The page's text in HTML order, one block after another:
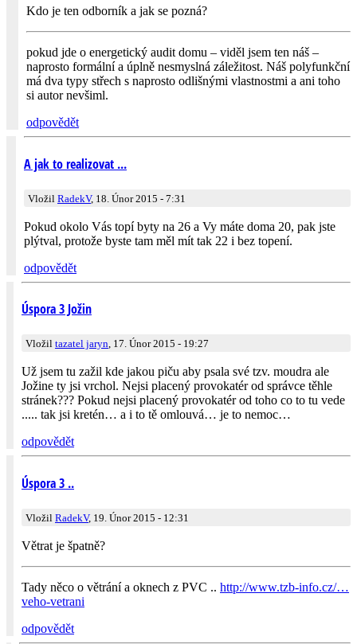
Kdo je ten odborník a jak se pozná?
pokud jde o energetický audit domu – viděl jsem ten náš –
naprosto formální a úplně nesmyslná záležitost. Náš polyfunkční
má dva typy střech s naprosto odlišnými vlastnostmi a ani toho
si autor nevšiml.
odpovědět
A jak to realizovat ...
Vložil RadekV, 18. Únor 2015 - 7:31
Pokud okolo Vás topí byty na 26 a Vy máte doma 20, pak jste
plýtval, protože byste tam měl mít tak 22 i bez topení.
odpovědět
Úspora 3 Jožin
Vložil tazatel jaryn, 17. Únor 2015 - 19:27
Už jsem tu zažil kde jakou piču aby psala své tzv. moudra ale
Jožine ty jsi vrchol. Nejsi placený provokatér od správce těhle
stránek??? Pokud nejsi placený provokatér od toho co to tu vede
..... tak jsi kretén… a i to tě omlouvá… je to nemoc…
odpovědět
Úspora 3 ..
Vložil RadekV, 19. Únor 2015 - 12:31
Větrat je špatně?
Tady něco o větrání a oknech z PVC .. http://www.tzb-info.cz/…
veho-vetrani
odpovědět